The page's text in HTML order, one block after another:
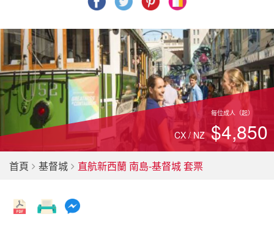
CX / NZ
每位成人（起）
$4,850
首頁 基督城 直航新西蘭 南島-基督城 套票